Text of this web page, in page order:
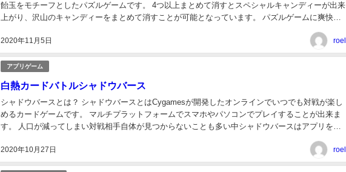
2020年11月5日
飴玉をモチーフとしたパズルゲームです。 4つ以上まとめて消すとスペシャルキャンディーが出来
上がり、沢山のキャンディーをまとめて消すことが可能となっています。 パズルゲームに爽快感
roel
アプリゲーム
白熱カードバトルシャドウバース
2020年10月27日
シャドウバースとは？ シャドウバースとはCygamesが開発したオンラインでいつでも対戦が楽し
めるカードゲームです。 マルチプラットフォームでスマホやパソコンでプレイすることが出来ま
す。 人口が減ってしまい対戦相手自体が見つからないことも多い中シャドウバースはアプリを起
roel